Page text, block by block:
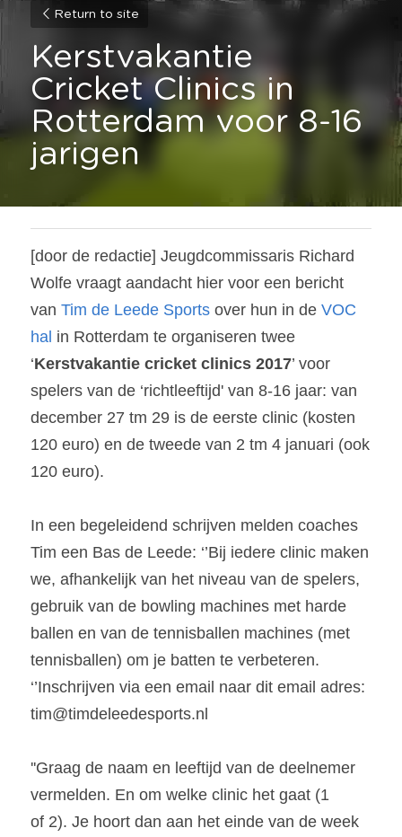
Return to site
Kerstvakantie
Cricket Clinics in
Rotterdam voor 8-16
jarigen
[door de redactie] Jeugdcommissaris Richard
Wolfe vraagt aandacht hier voor een bericht
van Tim de Leede Sports over hun in de VOC
hal in Rotterdam te organiseren twee
‘Kerstvakantie cricket clinics 2017’ voor
spelers van de ‘richtleeftijd' van 8-16 jaar: van
december 27 tm 29 is de eerste clinic (kosten
120 euro) en de tweede van 2 tm 4 januari (ook
120 euro).
In een begeleidend schrijven melden coaches
Tim een Bas de Leede: ‘’Bij iedere clinic maken
we, afhankelijk van het niveau van de spelers,
gebruik van de bowling machines met harde
ballen en van de tennisballen machines (met
tennisballen) om je batten te verbeteren.
‘’Inschrijven via een email naar dit email adres:
tim@timdeleedesports.nl
''Graag de naam en leeftijd van de deelnemer
vermelden. En om welke clinic het gaat (1
of 2). Je hoort dan aan het einde van de week